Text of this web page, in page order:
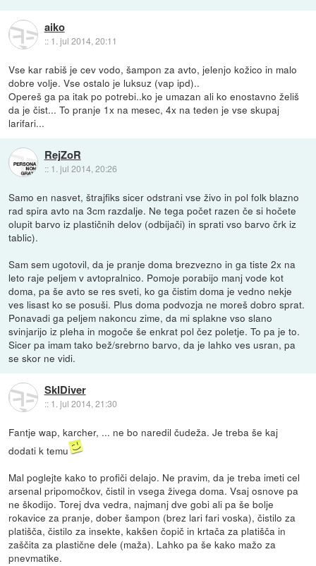
aiko
:: 1. jul 2014, 20:11
Vse kar rabiš je cev vodo, šampon za avto, jelenjo kožico in malo
dobre volje. Vse ostalo je luksuz (vap ipd)..
Opereš ga pa itak po potrebi..ko je umazan ali ko enostavno želiš
da je čist... To pranje 1x na mesec, 4x na teden je vse skupaj
larifari...
RejZoR
:: 1. jul 2014, 20:26
Samo en nasvet, štrajfiks sicer odstrani vse živo in pol folk blazno
rad spira avto na 3cm razdalje. Ne tega počet razen če si hočete
olupit barvo iz plastičnih delov (odbijači) in sprati vso barvo črk iz
tablic).
Sam sem ugotovil, da je pranje doma brezvezno in ga tiste 2x na
leto raje peljem v avtopralnico. Pomoje porabijo manj vode kot
doma, pa še avto se res sveti, ko ga čistim doma je vedno nekje
ves lisast ko se posuši. Plus doma podvozja ne moreš dobro sprat.
Ponavadi ga peljem nakoncu zime, da mi splakne vso slano
svinjarijo iz pleha in mogoče še enkrat pol čez poletje. To pa je to.
Sicer pa imam tako bež/srebrno barvo, da je lahko ves usran, pa
se skor ne vidi.
SkIDiver
:: 1. jul 2014, 21:30
Fantje wap, karcher, ... ne bo naredil čudeža. Je treba še kaj
dodati k temu
Mal poglejte kako to profiči delajo. Ne pravim, da je treba imeti cel
arsenal pripomočkov, čistil in vsega živega doma. Vsaj osnove pa
ne škodijo. Torej dva vedra, najmanj dve gobi ali pa še bolje
rokavice za pranje, dober šampon (brez lari fari voska), čistilo za
platišča, čistilo za insekte, kakšen čopič in krtača za platišča in
zaščita za plastične dele (maža). Lahko pa še kako mažo za
pnevmatike.